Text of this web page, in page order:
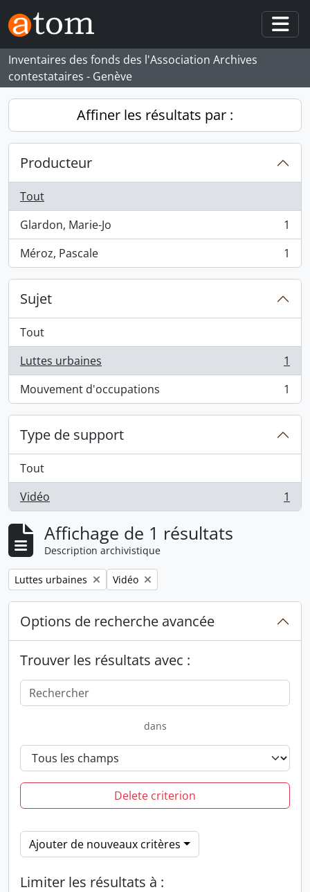
Skip to main content
Inventaires des fonds des l'Association Archives
contestataires - Genève
Affiner les résultats par :
Producteur
Tout
Glardon, Marie-Jo
, 1 résultats
1
Méroz, Pascale
, 1 résultats 1
Sujet
Tout
Luttes urbaines
, 1 résultats
1
Mouvement d'occupations
, 1 résultats 1
Type de support
Tout
Vidéo
, 1 résultats 1
Affichage de 1 résultats
Description archivistique
Remove filter:
Luttes urbaines Remove filter:
Vidéo
Options de recherche avancée
Trouver les résultats avec :
dans
Delete criterion
Ajouter de nouveaux critères
Limiter les résultats à :